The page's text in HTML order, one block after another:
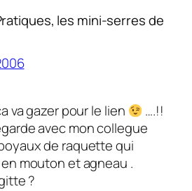
les mini-serres de
va gazer pour le lien
….!!
avec mon collegue
de raquette qui
mouton et agneau .
?